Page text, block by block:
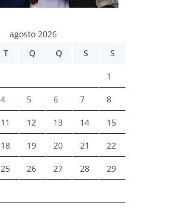
agosto 2026
T Q Q S S
1
4 5 6 7 8
11 12 13 14 15
18 19 20 21 22
25 26 27 28 29